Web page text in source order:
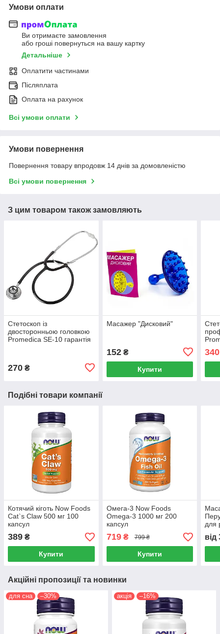
Умови оплати
Ви отримаєте замовлення
або гроші повернуться на вашу картку
Детальніше
Оплатити частинами
Післяплата
Оплата на рахунок
Всі умови оплати
Умови повернення
Повернення товару впродовж 14 днів за домовленістю
Всі умови повернення
З цим товаром також замовляють
Стетоскоп із
двосторонньою головкою
Promedica SE-10 гарантія
270 ₴
Масажер "Дисковий"
152₴
Купити
340
Подібні товари компанії
Котячий кіготь Now Foods
Cat`s Claw 500 мг 100
капсул
389 ₴
Купити
Омега-3 Now Foods
Omega-3 1000 мг 200
капсул
719₴ 799 ₴
Купити
для
від
Акційні пропозиції та новинки
для сна –30% акція –16%